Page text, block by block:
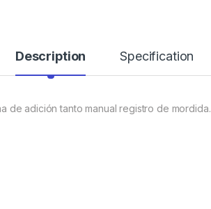
Description Specification
de adición tanto manual registro de mordida.